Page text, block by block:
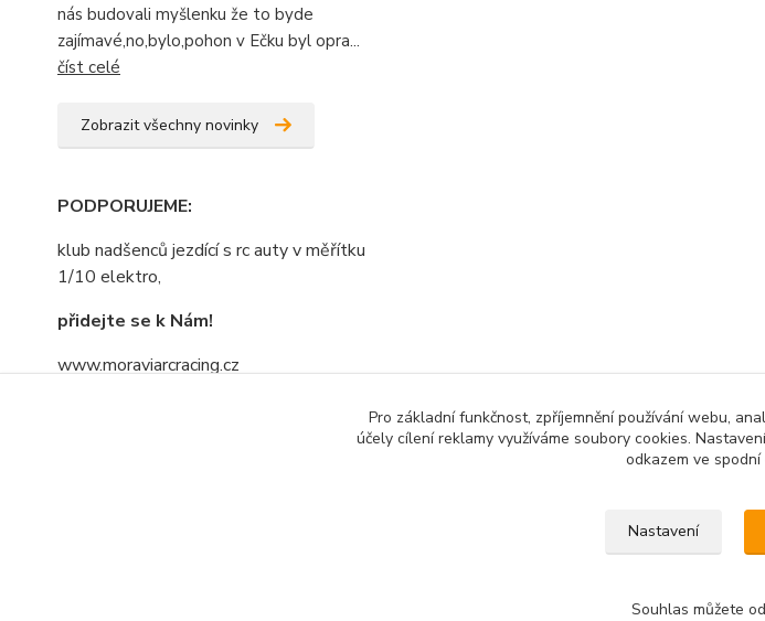
nás budovali myšlenku že to byde
zajímavé,no,bylo,pohon v Ečku byl opra...
číst celé
Zobrazit všechny novinky
PODPORUJEME:
klub nadšenců jezdící s rc auty v měřítku
1/10 elektro,
přidejte se k Nám!
www.moraviarcracing.cz
Pro základní funkčnost, zpříjemnění používání webu,
účely cílení reklamy využíváme soubory cookies.
odkazem ve
Nastavení
Souhlas můžete